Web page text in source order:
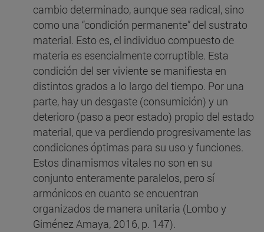
cambio determinado, aunque sea radical, sino
como una “condición permanente” del sustrato
material. Esto es, el individuo compuesto de
materia es esencialmente corruptible. Esta
condición del ser viviente se manifiesta en
distintos grados a lo largo del tiempo. Por una
parte, hay un desgaste (consumición) y un
deterioro (paso a peor estado) propio del estado
material, que va perdiendo progresivamente las
condiciones óptimas para su uso y funciones.
Estos dinamismos vitales no son en su
conjunto enteramente paralelos, pero sí
armónicos en cuanto se encuentran
organizados de manera unitaria (Lombo y
Giménez Amaya, 2016, p. 147).